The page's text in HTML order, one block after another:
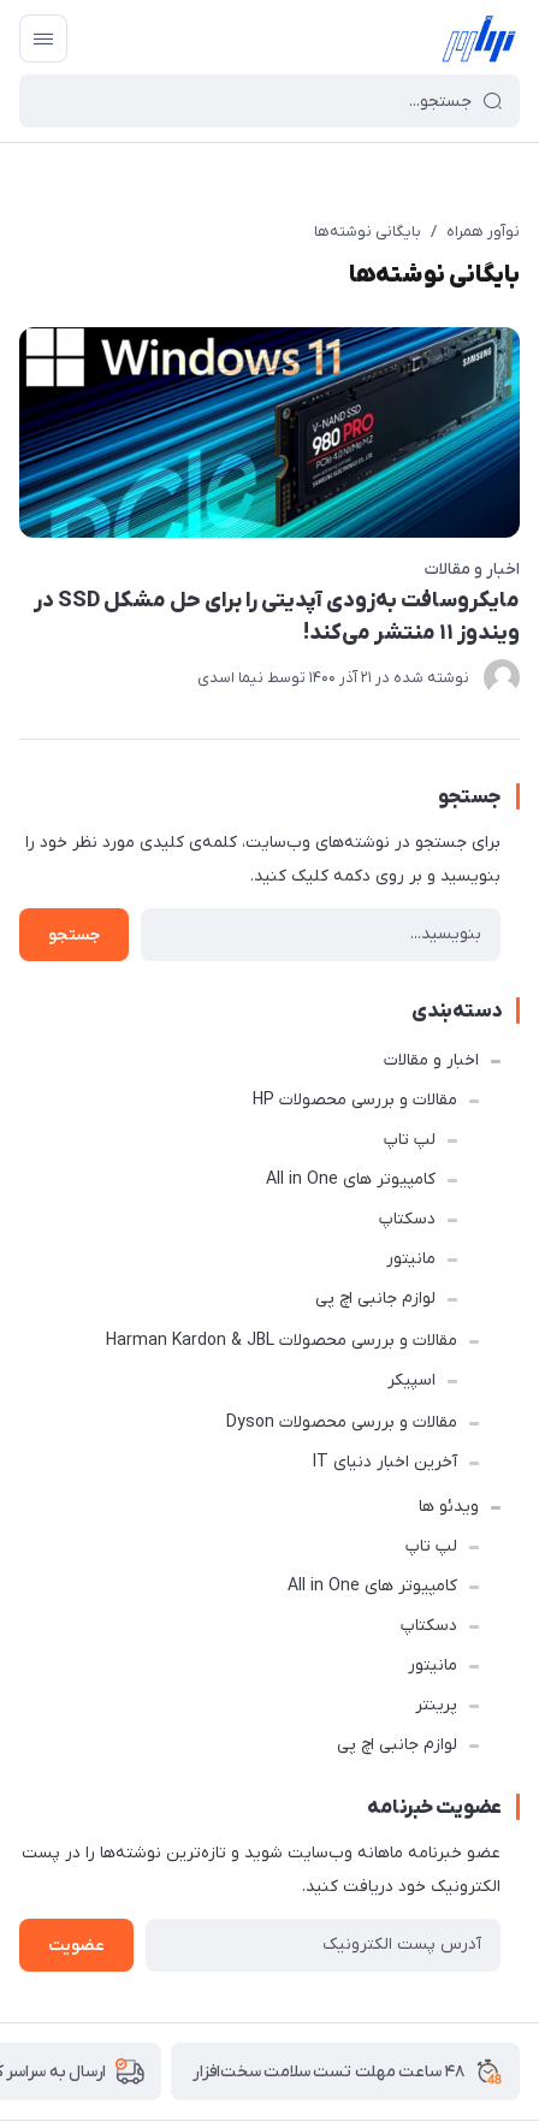
نوآور همراه / بایگانی نوشته‌ها
بایگانی نوشته‌ها
اخبار و مقالات
مایکروسافت به‌زودی آپدیتی را برای حل مشکل SSD در
ویندوز ۱۱ منتشر می‌کند!
نوشته شده در 21 آذر 1400 توسط نیما اسدی
جستجو
برای جستجو در نوشته‌های وب‌سایت، کلمه‌ی کلیدی مورد نظر خود را
بنویسید و بر روی دکمه کلیک کنید.
جستجو
دسته‌بندی
اخبار و مقالات
مقالات و بررسی محصولات HP
لپ تاپ
کامپیوتر های All in One
دسکتاپ
مانیتور
لوازم جانبی اچ پی
مقالات و بررسی محصولات Harman Kardon & JBL
اسپیکر
مقالات و بررسی محصولات Dyson
آخرین اخبار دنیای IT
ویدئو ها
لپ تاپ
کامپیوتر های All in One
دسکتاپ
مانیتور
پرینتر
لوازم جانبی اچ پی
عضویت خبرنامه
عضو خبرنامه ماهانه وب‌سایت شوید و تازه‌ترین نوشته‌ها را در پست
الکترونیک خود دریافت کنید.
عضویت
۴۸ ساعت مهلت تست سلامت سخت‌افزار ارسال به